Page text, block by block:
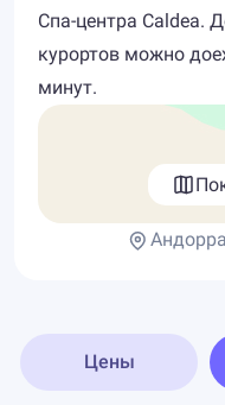
Спа-центра
курортов можно
минут.
Цены